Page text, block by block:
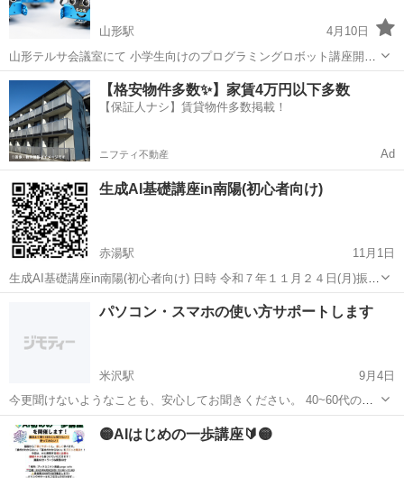
山形駅
4月10日
山形テルサ会議室にて 小学生向けのプログラミングロボット講座開催
決定です！ 2020年のプログラミング教育必須化の前に 楽しくプログ
ラミングを学びましょう ------------------------------...
山形 山形市 山形駅 パソコン
【格安物件多数✨】家賃4万円以下多数
【保証人ナシ】賃貸物件多数掲載！
ニフティ不動産 Ad
生成AI基礎講座in南陽(初心者向け)
赤湯駅
11月1日
生成AI基礎講座in南陽(初心者向け) 日時 令和７年１１月２４日(月)振替
休日 午後２時００から４時３０分まで 場所 NCV南陽市レンタルスペ
ース 南陽市三間通388番1 内容 今話題の生成AI...
講座
パソコン・スマホの使い方サポートします
米沢駅
9月4日
今更聞けないようなことも、安心してお聞きください。 40~60代のパ
ソコン苦手を解決するPCスキルサポートの佐藤光夫です。 誰も置いて
行かないをモットーに寄り添ってサポートしております。 実は炭焼き
職人を30年して...
山形 米沢市 パソコン 60代
🟡AIはじめの一歩講座🔰🟡